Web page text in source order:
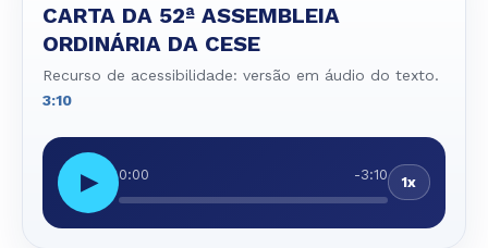
CARTA DA 52ª ASSEMBLEIA
ORDINÁRIA DA CESE
Recurso de acessibilidade: versão em áudio do texto.
3:10
▶ 0:00 -3:10 1x